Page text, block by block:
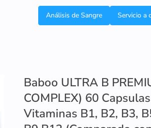
Análisis de Sangre Servicio a
Baboo ULTRA B
COMPLEX) 60
Vitaminas B1, B2, B3,